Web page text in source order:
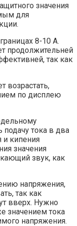
значения
для
8-10 А.
продолжительней
так как
возрастать,
по дисплею
подачу тока в два
и кипения
значения
звук, как
напряжения,
так как
вверх. Нужно
значением тока
напряжения.